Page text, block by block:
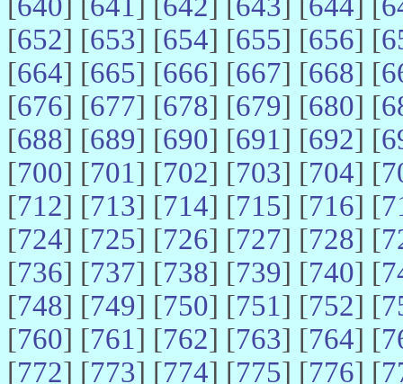
[652] [653] [654] [655] [656] [
[664] [665] [666] [667] [668] [
[676] [677] [678] [679] [680] [
[688] [689] [690] [691] [692] [
[700] [701] [702] [703] [704] [
[712] [713] [714] [715] [716] [
[724] [725] [726] [727] [728] [
[736] [737] [738] [739] [740] [
[748] [749] [750] [751] [752] [
[760] [761] [762] [763] [764] [
[772] [773] [774] [775] [776] [